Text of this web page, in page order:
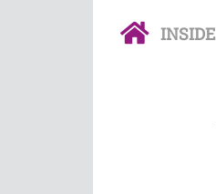
INSIDE